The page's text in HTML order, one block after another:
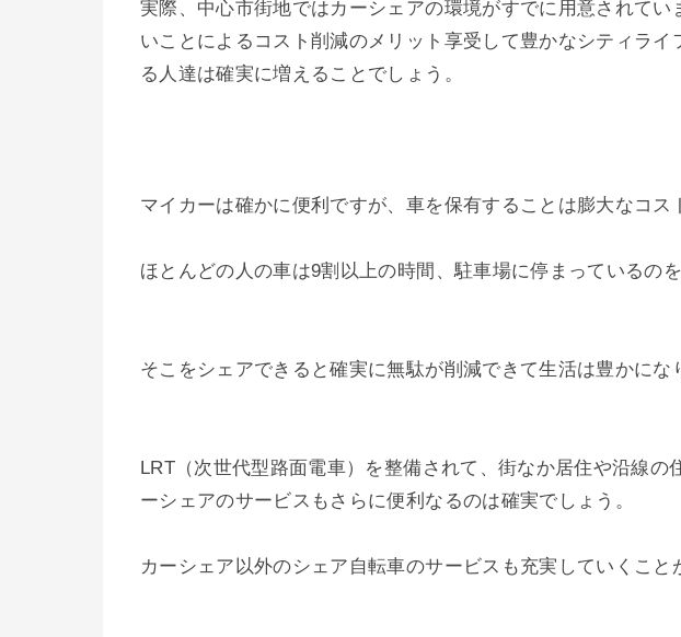
実際、中心市街地ではカーシェアの環境がすでに用意されてい
いことによるコスト削減のメリット享受して豊かなシティライ
る人達は確実に増えることでしょう。
マイカーは確かに便利ですが、車を保有することは膨大なコス
ほとんどの人の車は9割以上の時間、駐車場に停まっているの
そこをシェアできると確実に無駄が削減できて生活は豊かにな
LRT（次世代型路面電車）を整備されて、街なか居住や沿線の
ーシェアのサービスもさらに便利なるのは確実でしょう。
カーシェア以外のシェア自転車のサービスも充実していくこと